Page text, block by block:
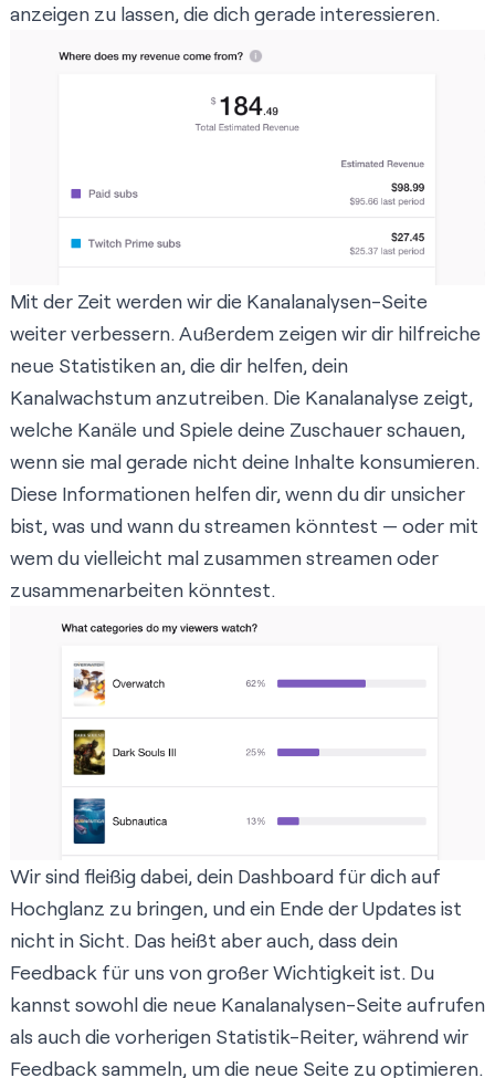
anzeigen zu lassen, die dich gerade interessieren.
Mit der Zeit werden wir die Kanalanalysen-Seite
weiter verbessern. Außerdem zeigen wir dir hilfreiche
neue Statistiken an, die dir helfen, dein
Kanalwachstum anzutreiben. Die Kanalanalyse zeigt,
welche Kanäle und Spiele deine Zuschauer schauen,
wenn sie mal gerade nicht deine Inhalte konsumieren.
Diese Informationen helfen dir, wenn du dir unsicher
bist, was und wann du streamen könntest — oder mit
wem du vielleicht mal zusammen streamen oder
zusammenarbeiten könntest.
Wir sind fleißig dabei, dein Dashboard für dich auf
Hochglanz zu bringen, und ein Ende der Updates ist
nicht in Sicht. Das heißt aber auch, dass dein
Feedback für uns von großer Wichtigkeit ist. Du
kannst sowohl die neue Kanalanalysen-Seite aufrufen
als auch die vorherigen Statistik-Reiter, während wir
Feedback sammeln, um die neue Seite zu optimieren.